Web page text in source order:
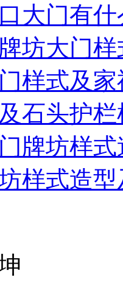
大门有
坊大门
样式及
石头护
牌坊样
样式造